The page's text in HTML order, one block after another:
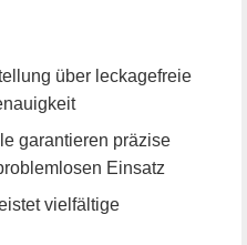
über leckagefreie
garantieren präzise
Einsatz
vielfältige